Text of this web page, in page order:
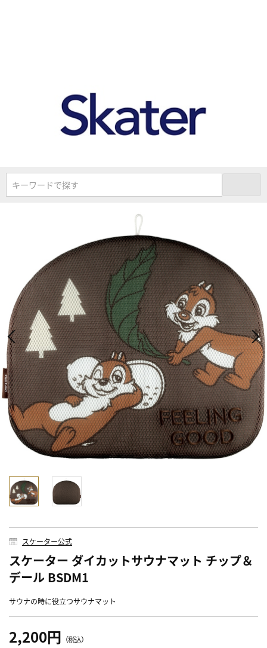
キーワードで探す
スケーター公式
スケーター ダイカットサウナマット チップ＆
デール BSDM1
サウナの時に役立つサウナマット
2,200円 （税込）